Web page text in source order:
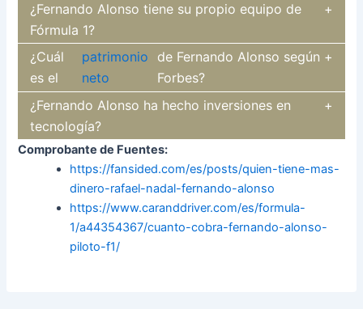
¿Fernando Alonso tiene su propio equipo de
Fórmula 1?
¿Cuál
es el
patrimonio
neto
de Fernando Alonso según
Forbes?
¿Fernando Alonso ha hecho inversiones en
tecnología?
Comprobante de Fuentes:
https://fansided.com/es/posts/quien-tiene-mas-
dinero-rafael-nadal-fernando-alonso
https://www.caranddriver.com/es/formula-
1/a44354367/cuanto-cobra-fernando-alonso-
piloto-f1/